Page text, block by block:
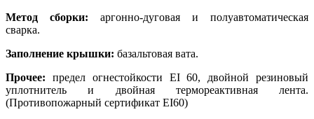
Метод сборки: аргонно-дуговая и полуавтоматическая
сварка.
Заполнение крышки: базальтовая вата.
Прочее: предел огнестойкости EI 60, двойной резиновый
уплотнитель и двойная термореактивная лента.
(Противопожарный сертификат EI60)